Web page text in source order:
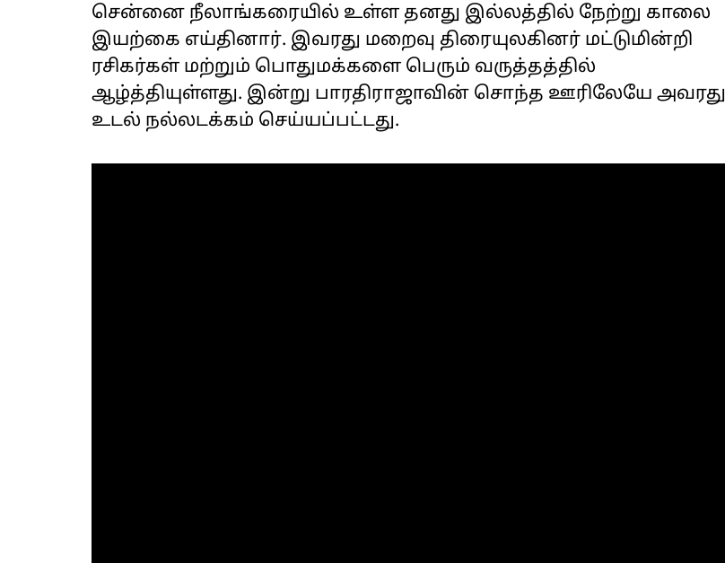
சென்னை நீலாங்கரையில் உள்ள தனது இல்லத்தில் நேற்று காலை
இயற்கை எய்தினார். இவரது மறைவு திரையுலகினர் மட்டுமின்றி
ரசிகர்கள் மற்றும் பொதுமக்களை பெரும் வருத்தத்தில்
ஆழ்த்தியுள்ளது. இன்று பாரதிராஜாவின் சொந்த ஊரிலேயே அவரது
உடல் நல்லடக்கம் செய்யப்பட்டது.